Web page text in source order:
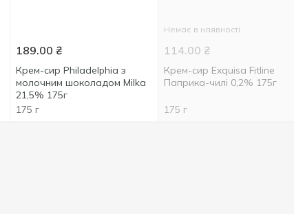
189.00 ₴
Крем-сир Philadelphia з
молочним шоколадом Milka
21,5% 175г
175 г
Немає в наявності
114.00 ₴
Крем-сир Exquisa Fitline
Паприка-чилі 0,2% 175г
175 г